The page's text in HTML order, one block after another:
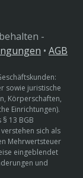
-
• AGB
sowie juristische
Körperschaften,
Einrichtungen).
13 BGB
sich als
Mehrwertsteuer
eingeblendet
und